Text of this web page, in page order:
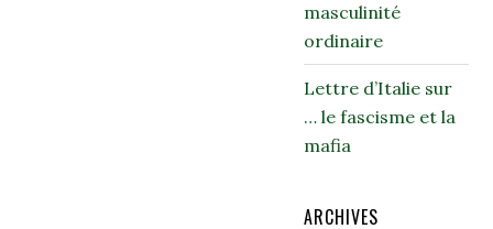
masculinité
ordinaire
Lettre d’Italie sur
… le fascisme et la
mafia
ARCHIVES